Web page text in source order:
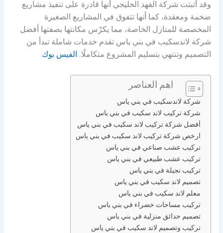
وقد أثبتت شركة الفهد الخليجي أنها قادرة على تنفيذ مشاريع
ضخمة ومعقدة، كما أنها تتفوق في المشاريع الصغيرة
المخصصة للمنازل الخاصة، مما يكرّس مكانتها بصفتها أفضل
شركة لاندسكيب في بني ياس تقدم خدمات شاملة تبدأ من
التصميم وتنتهي بتسليم المشروع متكاملًا. الفيس بوك
اهم العناصر
شركة لاندسكيب في بني ياس
شركة تركيب لاند سكيب في بني ياس
أفضل شركة تركيب لاند سكيب في بني ياس
ارخص شركة تركيب لاند سكيب في بني ياس
تركيب عشب صناعي في بني ياس
تركيب عشب طبيعي في بني ياس
تركيب نجيلة في بني ياس
تصميم لاند سكيب في بني ياس
معلم لاند سكيب في بني ياس
تركيب مساحات خضراء في بني ياس
تصميم حدائق منزلية في بني ياس
تركيب وتصميم لاند سكيب في بني ياس